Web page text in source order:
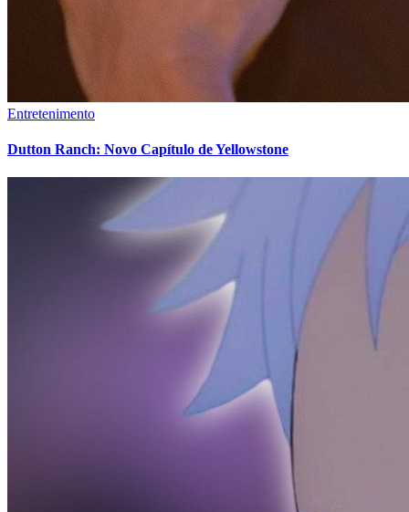
Entretenimento
Dutton Ranch: Novo Capítulo de Yellowstone